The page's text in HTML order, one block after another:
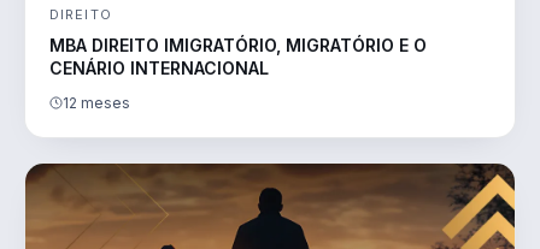
DIREITO
MBA DIREITO IMIGRATÓRIO, MIGRATÓRIO E O
CENÁRIO INTERNACIONAL
12 meses